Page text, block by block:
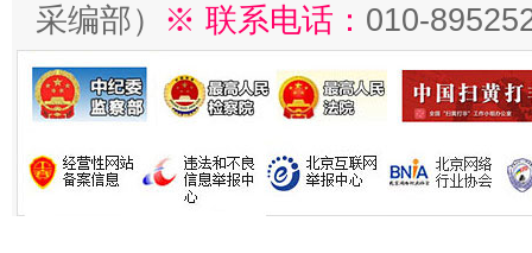
采编部） ※ 联系电话： 010-